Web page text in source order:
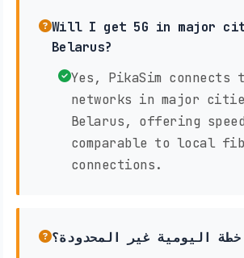
Will I get 5G in major
Belarus?
Yes, PikaSim connects
networks in major
Belarus, offering
comparable to local
connections.
اليومية غير المحدودة؟